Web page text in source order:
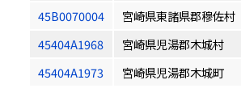
45B0070004
宮崎県東諸県郡穆佐村
45404A1968
宮崎県児湯郡木城村
45404A1973
宮崎県児湯郡木城町